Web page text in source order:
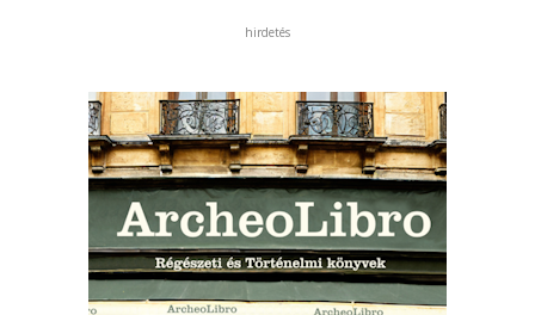
hirdetés